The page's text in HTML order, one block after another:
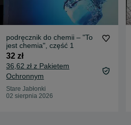
podręcznik do chemii – "To
jest chemia", część 1
32 zł
36,62 zł z Pakietem
Ochronnym
Stare Jabłonki
02 sierpnia 2026